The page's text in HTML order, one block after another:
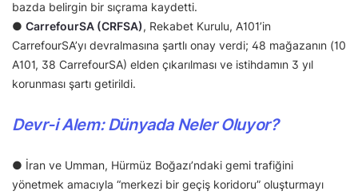
bazda belirgin bir sıçrama kaydetti.
● CarrefourSA (CRFSA), Rekabet Kurulu, A101’in
CarrefourSA’yı devralmasına şartlı onay verdi; 48 mağazanın (10
A101, 38 CarrefourSA) elden çıkarılması ve istihdamın 3 yıl
korunması şartı getirildi.
Devr-i Alem: Dünyada Neler Oluyor?
● İran ve Umman, Hürmüz Boğazı’ndaki gemi trafiğini
yönetmek amacıyla “merkezi bir geçiş koridoru” oluşturmayı